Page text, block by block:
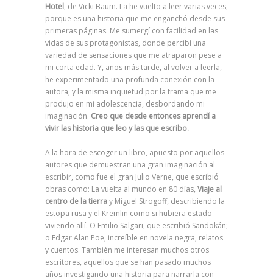
Hotel, de Vicki Baum. La he vuelto a leer varias veces,
porque es una historia que me enganchó desde sus
primeras páginas. Me sumergí con facilidad en las
vidas de sus protagonistas, donde percibí una
variedad de sensaciones que me atraparon pese a
mi corta edad. Y, años más tarde, al volver a leerla,
he experimentado una profunda conexión con la
autora, y la misma inquietud por la trama que me
produjo en mi adolescencia, desbordando mi
imaginación. Creo que desde entonces aprendí a
vivir las historia que leo y las que escribo.
A la hora de escoger un libro, apuesto por aquellos
autores que demuestran una gran imaginación al
escribir, como fue el gran Julio Verne, que escribió
obras como: La vuelta al mundo en 80 días, Viaje al
centro de la tierray Miguel Strogoff, describiendo la
estopa rusa y el Kremlin como si hubiera estado
viviendo allí. O Emilio Salgari, que escribió Sandokán;
o Edgar Alan Poe, increíble en novela negra, relatos
y cuentos. También me interesan muchos otros
escritores, aquellos que se han pasado muchos
años investigando una historia para narrarla con